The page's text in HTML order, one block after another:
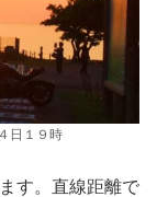
日１９時
す。直線距離で